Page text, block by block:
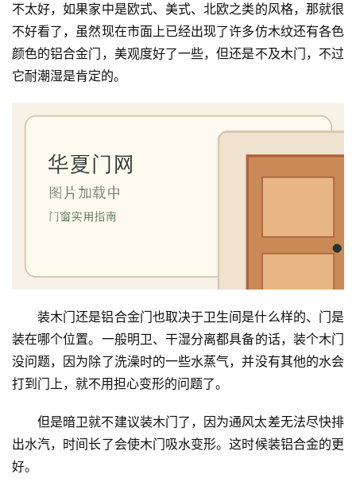
入
户
门
室
门
不太好，如果家中是欧式、美式、北欧之类的风格，那就很
不好看了，虽然现在市面上已经出现了许多仿木纹还有各色
颜色的铝合金门，美观度好了一些，但还是不及木门，不过
它耐潮湿是肯定的。
装木门还是铝合金门也取决于卫生间是什么样的、门是
装在哪个位置。一般明卫、干湿分离都具备的话，装个木门
没问题，因为除了洗澡时的一些水蒸气，并没有其他的水会
打到门上，就不用担心变形的问题了。
但是暗卫就不建议装木门了，因为通风太差无法尽快排
出水汽，时间长了会使木门吸水变形。这时候装铝合金的更
好。